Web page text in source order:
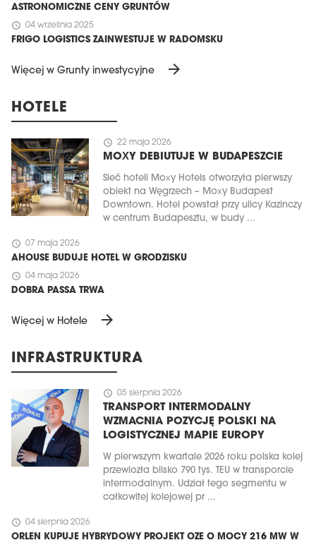
ASTRONOMICZNE CENY GRUNTÓW
schedule 04 września 2025
FRIGO LOGISTICS ZAINWESTUJE W RADOMSKU
Więcej w Grunty inwestycyjne arrow_forward
HOTELE
schedule 22 maja 2026
MOXY DEBIUTUJE W BUDAPESZCIE
Sieć hoteli Moxy Hotels otworzyła pierwszy
obiekt na Węgrzech – Moxy Budapest
Downtown. Hotel powstał przy ulicy Kazinczy
w centrum Budapesztu, w budy ...
schedule 07 maja 2026
AHOUSE BUDUJE HOTEL W GRODZISKU
schedule 04 maja 2026
DOBRA PASSA TRWA
Więcej w Hotele arrow_forward
INFRASTRUKTURA
schedule 05 sierpnia 2026
TRANSPORT INTERMODALNY
WZMACNIA POZYCJĘ POLSKI NA
LOGISTYCZNEJ MAPIE EUROPY
W pierwszym kwartale 2026 roku polska kolej
przewiozła blisko 790 tys. TEU w transporcie
intermodalnym. Udział tego segmentu w
całkowitej kolejowej pr ...
schedule 04 sierpnia 2026
ORLEN KUPUJE HYBRYDOWY PROJEKT OZE O MOCY 216 MW W
MAGAZYN
Wydanie 6 (308)
CZERWIEC 2026
Zamów teraz!